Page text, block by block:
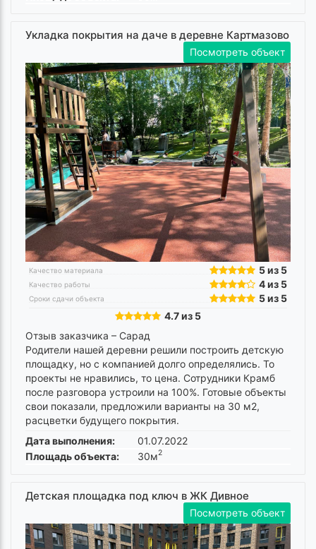
Укладка покрытия на даче в деревне Картмазово
Посмотреть объект
Качество материала 5 из 5
Качество работы 4 из 5
Сроки сдачи объекта
5 из 5
4.7 из 5
Отзыв заказчика – Сарад
Родители нашей деревни решили построить детскую
площадку, но с компанией долго определялись. То
проекты не нравились, то цена. Сотрудники Крамб
после разговора устроили на 100%. Готовые объекты
свои показали, предложили варианты на 30 м2,
расцветки будущего покрытия.
Дата выполнения:
01.07.2022
Площадь объекта:
30м2
Детская площадка под ключ в ЖК Дивное
Посмотреть объект